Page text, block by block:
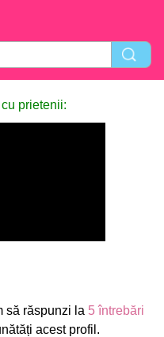
prietenii:
să răspunzi la 5 întrebări
acest profil.